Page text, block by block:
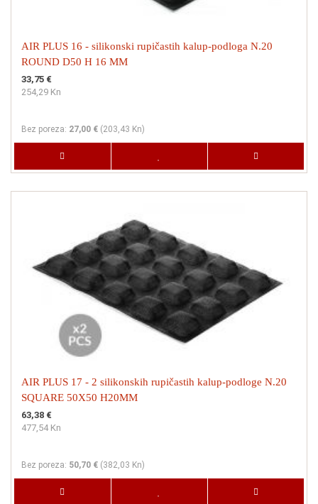
AIR PLUS 16 - silikonski rupičastih kalup-podloga N.20
ROUND D50 H 16 MM
33,75 €
254,29 Kn
Bez poreza: 27,00 € (203,43 Kn)
AIR PLUS 17 - 2 silikonskih rupičastih kalup-podloge N.20
SQUARE 50X50 H20MM
63,38 €
477,54 Kn
Bez poreza: 50,70 € (382,03 Kn)